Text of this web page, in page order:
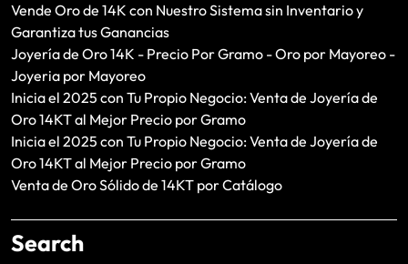
Vende Oro de 14K con Nuestro Sistema sin Inventario y
Garantiza tus Ganancias
Joyería de Oro 14K - Precio Por Gramo - Oro por Mayoreo -
Joyeria por Mayoreo
Inicia el 2025 con Tu Propio Negocio: Venta de Joyería de
Oro 14KT al Mejor Precio por Gramo
Inicia el 2025 con Tu Propio Negocio: Venta de Joyería de
Oro 14KT al Mejor Precio por Gramo
Venta de Oro Sólido de 14KT por Catálogo
Search